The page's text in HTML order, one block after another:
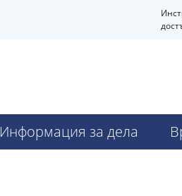
Информация за дела